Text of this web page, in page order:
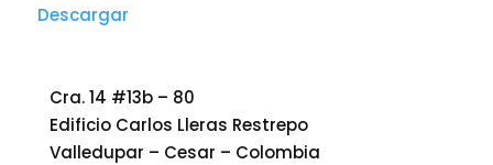
Descargar
Cra. 14 #13b – 80
Edificio Carlos Lleras Restrepo
Valledupar – Cesar – Colombia